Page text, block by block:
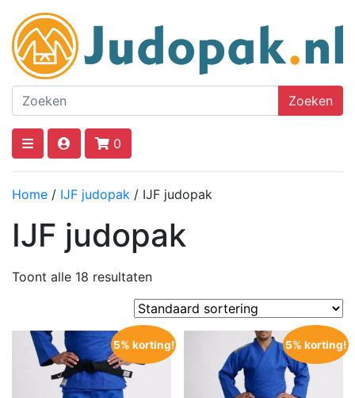
Zoeken
0
Home / IJF judopak / IJF judopak
IJF judopak
Toont alle 18 resultaten
5% korting! 5% korting!